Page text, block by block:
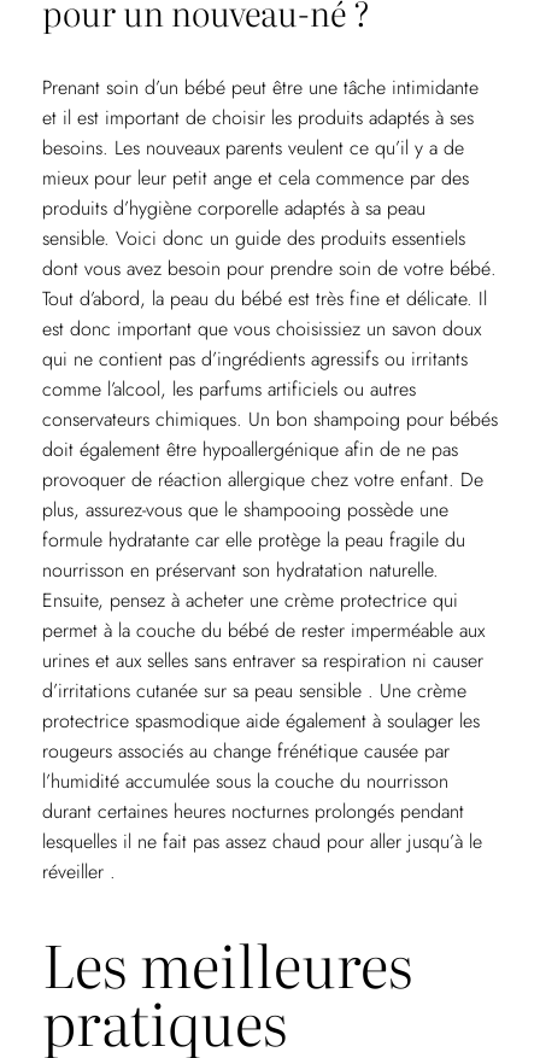
pour un nouveau-né ?
Prenant soin d’un bébé peut être une tâche intimidante
et il est important de choisir les produits adaptés à ses
besoins. Les nouveaux parents veulent ce qu’il y a de
mieux pour leur petit ange et cela commence par des
produits d’hygiène corporelle adaptés à sa peau
sensible. Voici donc un guide des produits essentiels
dont vous avez besoin pour prendre soin de votre bébé.
Tout d’abord, la peau du bébé est très fine et délicate. Il
est donc important que vous choisissiez un savon doux
qui ne contient pas d’ingrédients agressifs ou irritants
comme l’alcool, les parfums artificiels ou autres
conservateurs chimiques. Un bon shampoing pour bébés
doit également être hypoallergénique afin de ne pas
provoquer de réaction allergique chez votre enfant. De
plus, assurez-vous que le shampooing possède une
formule hydratante car elle protège la peau fragile du
nourrisson en préservant son hydratation naturelle.
Ensuite, pensez à acheter une crème protectrice qui
permet à la couche du bébé de rester imperméable aux
urines et aux selles sans entraver sa respiration ni causer
d’irritations cutanée sur sa peau sensible . Une crème
protectrice spasmodique aide également à soulager les
rougeurs associés au change frénétique causée par
l’humidité accumulée sous la couche du nourrisson
durant certaines heures nocturnes prolongés pendant
lesquelles il ne fait pas assez chaud pour aller jusqu’à le
réveiller .
Les meilleures
pratiques